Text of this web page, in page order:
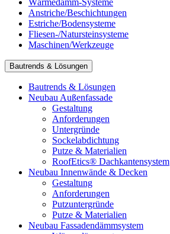
Anstriche/Beschichtungen
Estriche/Bodensysteme
Fliesen-/Natursteinsysteme
Maschinen/Werkzeuge
Bautrends & Lösungen
Bautrends & Lösungen
Neubau Außenfassade
Gestaltung
Anforderungen
Untergründe
Sockelabdichtung
Putze & Materialien
RoofEtics® Dachkantensystem
Neubau Innenwände & Decken
Gestaltung
Anforderungen
Putzuntergründe
Putze & Materialien
Neubau Fassadendämmsystem